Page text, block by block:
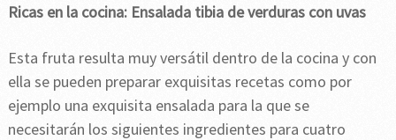
Ricas en la cocina: Ensalada tibia de verduras con uvas
Esta fruta resulta muy versátil dentro de la cocina y con
ella se pueden preparar exquisitas recetas como por
ejemplo una exquisita ensalada para la que se
necesitarán los siguientes ingredientes para cuatro